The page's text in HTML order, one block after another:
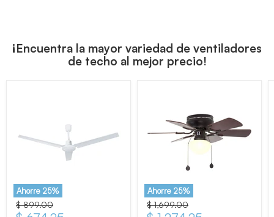
¡Encuentra la mayor variedad de ventiladores
de techo al mejor precio!
Ahorre 25%
Precio original
$ 899.00
Ahorre 25%
Precio original
$ 1,699.00